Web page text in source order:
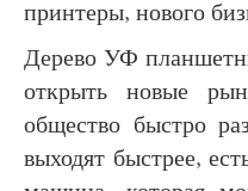
принтеры, нового
Дерево УФ
открыть новые
общество быстро
выходят быстрее,